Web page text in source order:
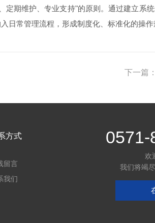
维护、专业支持"的原则。通过建立系
常管理流程，形成制度化、标准化的操
下一篇：
方式
留言
我们
0571-
欢
我们将竭